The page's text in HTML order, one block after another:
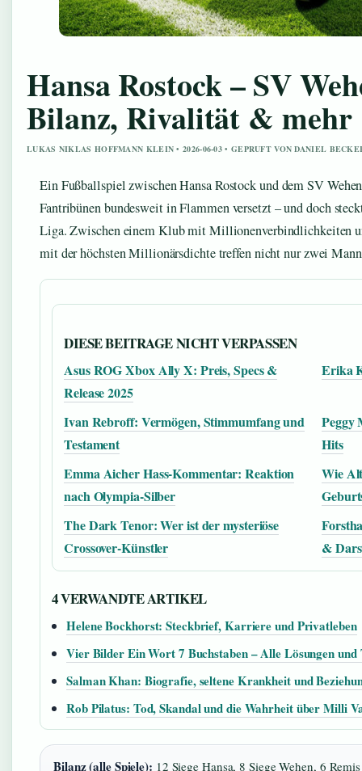
Hansa Rostock – SV
Bilanz, Rivalität & mehr
LUKAS NIKLAS HOFFMANN KLEIN • 2026-06-03 • GEPRUFT VON DANIEL
Ein Fußballspiel zwischen Hansa Rostock und dem SV
Fantribünen bundesweit in Flammen versetzt – und doch
Liga. Zwischen einem Klub mit Millionenverbindlichkeiten
mit der höchsten Millionärsdichte treffen nicht nur zwei
DIESE BEITRAGE NICHT VERPASSEN
Asus ROG Xbox Ally X: Preis, Specs &
Release 2025
Erika
Ivan Rebroff: Vermögen, Stimmumfang und
Testament
Peggy
Hits
Emma Aicher Hass-Kommentar: Reaktion
nach Olympia-Silber
Wie
The Dark Tenor: Wer ist der mysteriöse
Crossover-Künstler
&
4 VERWANDTE ARTIKEL
Helene Bockhorst: Steckbrief, Karriere und Privatleben
Vier Bilder Ein Wort 7 Buchstaben – Alle Lösungen und
Salman Khan: Biografie, seltene Krankheit und
Rob Pilatus: Tod, Skandal und die Wahrheit über Milli
Bilanz (alle Spiele): 12 Siege Hansa, 8 Siege Wehen, 6